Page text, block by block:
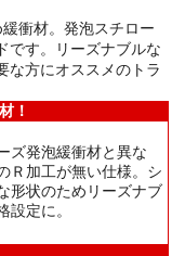
衝材。発泡スチロー
です。リーズナブルな
な方にオススメのトラ
！
ズ発泡緩衝材と異な
Ｒ加工が無い仕様。シ
形状のためリーズナブ
設定に。